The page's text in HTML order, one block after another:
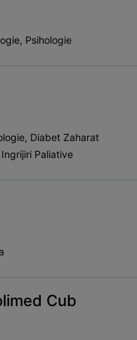
Psihologie
Diabet Zaharat
Paliative
Cub